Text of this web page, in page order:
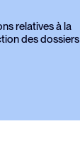
relatives à la
des dossiers